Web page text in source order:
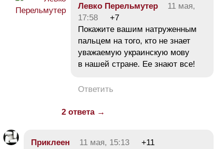
Левко Перельмутер
11 мая,
17:58
+7
Покажите вашим натруженным
пальцем на того, кто не знает
уважаемую украинскую мову
в нашей стране. Ее знают все!
Ответить
2 ответа →
Приклеен 11 мая, 15:13
+11